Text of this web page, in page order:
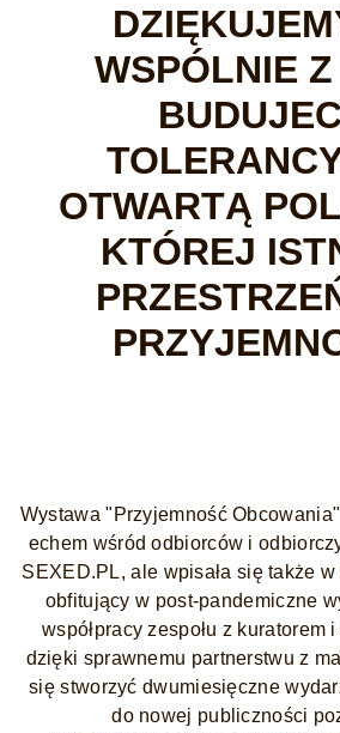
WSPÓLNIE
OTWARTĄ
KTÓREJ
Wystawa "Przyjemność
echem wśród odbiorców i
SEXED.PL, ale wpisała się także
obfitujący w post-pandemiczne
współpracy zespołu z kuratorem
dzięki sprawnemu partnerstwu z
się stworzyć dwumiesięczne
do nowej publiczności